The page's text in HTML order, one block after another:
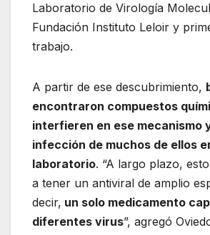
Laboratorio de Virología
Fundación Instituto Leloir y
trabajo.
A partir de ese descubrimiento,
encontraron compuestos
interfieren en ese mecanismo
infección de muchos de ellos
laboratorio. “A largo plazo,
a tener un antiviral de amplio
decir, un solo medicamento
diferentes virus”, agregó